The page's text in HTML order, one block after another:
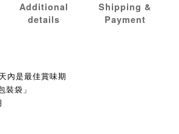
Additional
details
Shipping &
Payment
內是最佳賞味期
裝袋」